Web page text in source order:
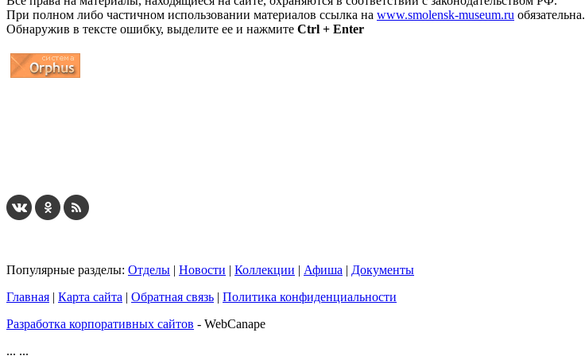
При полном либо частичном использовании материалов ссылка на www.smolensk-museum.ru обязательна.
Обнаружив в тексте ошибку, выделите ее и нажмите Ctrl + Enter
Популярные разделы: Отделы | Новости | Коллекции | Афиша | Документы
Главная | Карта сайта | Обратная связь | Политика конфиденциальности
Разработка корпоративных сайтов - WebCanape
... ...